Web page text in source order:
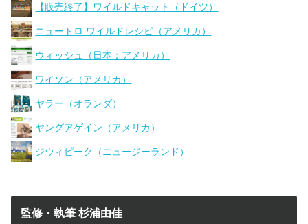
【販売終了】ワイルドキャット（ドイツ）
ニュートロ ワイルドレシピ（アメリカ）
ウィッシュ（日本：アメリカ）
ワイソン（アメリカ）
ヤラー（オランダ）
ヤングアゲイン（アメリカ）
ジウィピーク（ニュージーランド）
監修・執筆 杉浦由佳